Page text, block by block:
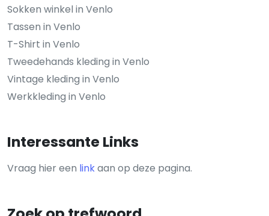
Sokken winkel in Venlo
Tassen in Venlo
T-Shirt in Venlo
Tweedehands kleding in Venlo
Vintage kleding in Venlo
Werkkleding in Venlo
Interessante Links
Vraag hier een linkaan op deze pagina.